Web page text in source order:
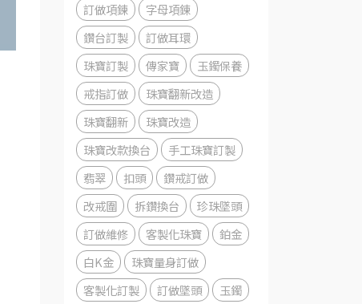
訂做項鍊
字母項鍊
鑽台訂製
訂做耳環
珠寶訂製
傳家寶
玉鐲保養
戒指訂做
珠寶翻新改造
珠寶翻新
珠寶改造
珠寶改款換台
手工珠寶訂製
翡翠
扣頭
鑽戒訂做
改戒圍
拆鑽換台
珍珠墜頭
訂做維修
客製化珠寶
鉑金
白K金
珠寶量身訂做
客製化訂製
訂做墜頭
玉鐲